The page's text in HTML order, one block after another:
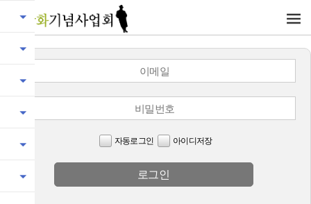
자동로그인 아이디저장